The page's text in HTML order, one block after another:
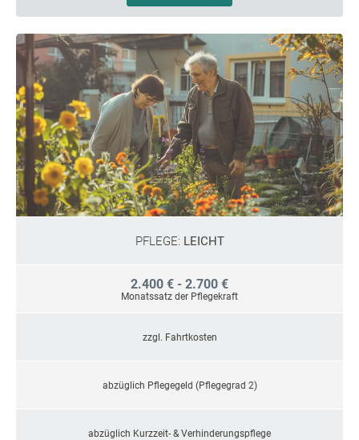
PFLEGE: LEICHT
2.400 € - 2.700 €
Monatssatz der Pflegekraft
zzgl. Fahrtkosten
abzüglich Pflegegeld (Pflegegrad 2)
abzüglich Kurzzeit- & Verhinderungspflege